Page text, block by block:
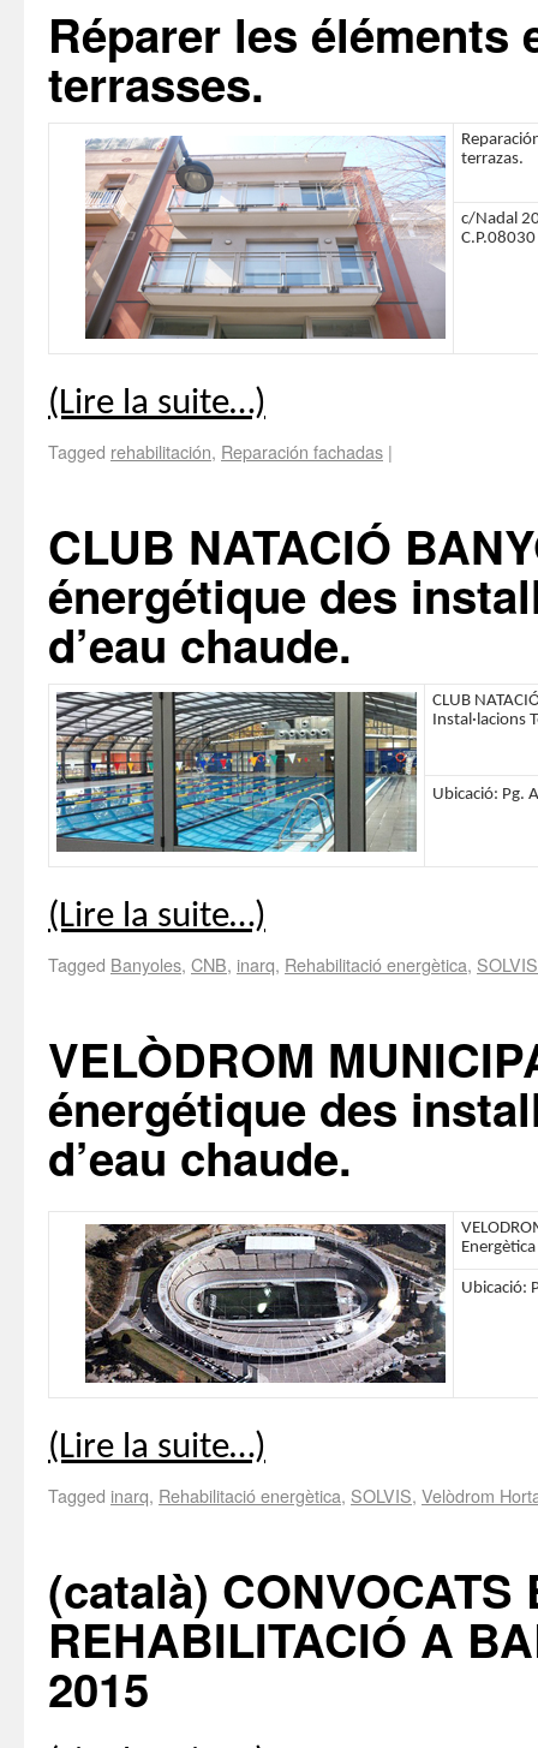
Réparer les éléments
terrasses.
terrazas.
c/Nadal
C.P.08030
(Lire la suite…)
Tagged rehabilitación, Reparación fachadas |
CLUB NATACIÓ
énergétique des
d’eau chaude.
CLUB
Instal·lacions
Ubicació: Pg.
(Lire la suite…)
Tagged Banyoles, CNB, inarq, Rehabilitació energètica, SOLVIS
VELÒDROM
énergétique des
d’eau chaude.
Ubicació:
(Lire la suite…)
Tagged inarq, Rehabilitació energètica, SOLVIS, Velòdrom
(català)
REHABILITACIÓ A
2015